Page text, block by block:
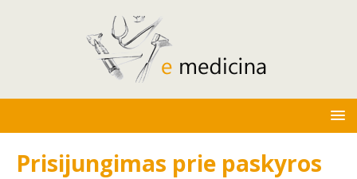
Prisijungimas prie paskyros